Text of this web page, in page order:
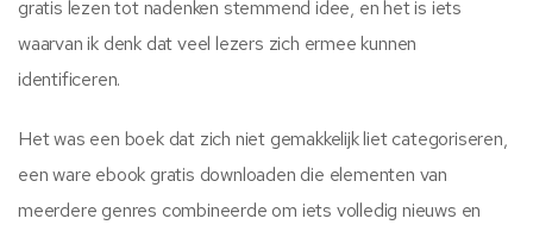
gratis lezen tot nadenken stemmend idee, en het is iets
waarvan ik denk dat veel lezers zich ermee kunnen
identificeren.
Het was een boek dat zich niet gemakkelijk liet categoriseren,
een ware ebook gratis downloaden die elementen van
meerdere genres combineerde om iets volledig nieuws en